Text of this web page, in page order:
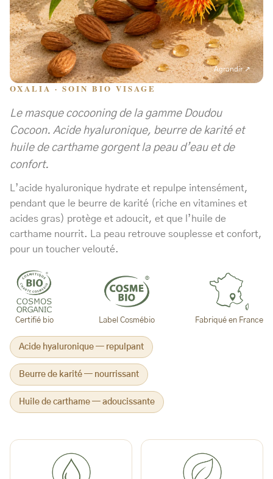
Agrandir ↗
OXALIA · SOIN BIO VISAGE
Le masque cocooning de la gamme Doudou
Cocoon. Acide hyaluronique, beurre de karité et
huile de carthame gorgent la peau d’eau et de
confort.
L’acide hyaluronique hydrate et repulpe intensément,
pendant que le beurre de karité (riche en vitamines et
acides gras) protège et adoucit, et que l’huile de
carthame nourrit. La peau retrouve souplesse et confort,
pour un toucher velouté.
Certifié bio Label Cosmébio Fabriqué en France
Acide hyaluronique — repulpant
Beurre de karité — nourrissant
Huile de carthame — adoucissante